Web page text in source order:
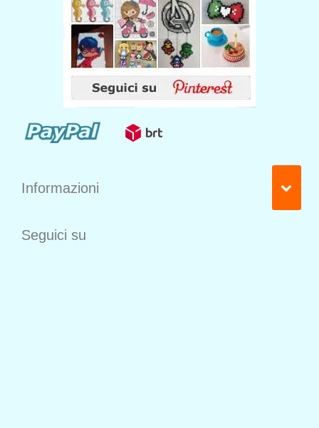
Informazioni
Seguici su